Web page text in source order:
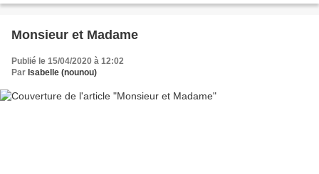
Monsieur et Madame
Publié le 15/04/2020 à 12:02
Par Isabelle (nounou)